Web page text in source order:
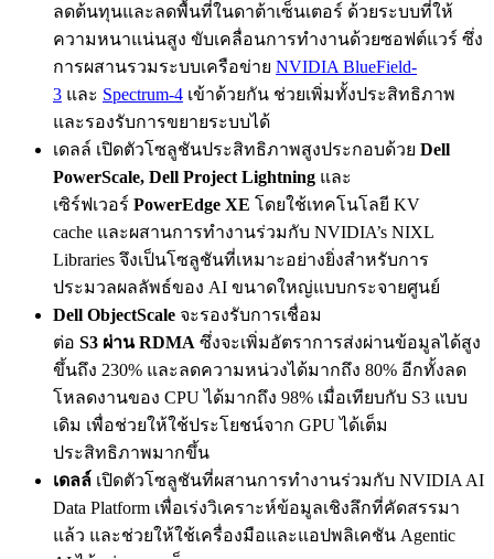
ลดต้นทุนและลดพื้นที่ในดาต้าเซ็นเตอร์ ด้วยระบบที่ให้
ความหนาแน่นสูง ขับเคลื่อนการทำงานด้วยซอฟต์แวร์ ซึ่ง
การผสานรวมระบบเครือข่าย NVIDIA BlueField-
3 และ Spectrum-4 เข้าด้วยกัน ช่วยเพิ่มทั้งประสิทธิภาพ
และรองรับการขยายระบบได้
เดลล์ เปิดตัวโซลูชันประสิทธิภาพสูงประกอบด้วย Dell
PowerScale, Dell Project Lightning และ
เซิร์ฟเวอร์ PowerEdge XE โดยใช้เทคโนโลยี KV
cache และผสานการทำงานร่วมกับ NVIDIA’s NIXL
Libraries จึงเป็นโซลูชันที่เหมาะอย่างยิ่งสำหรับการ
ประมวลผลลัพธ์ของ AI ขนาดใหญ่แบบกระจายศูนย์
Dell ObjectScale จะรองรับการเชื่อม
ต่อ S3 ผ่าน RDMA ซึ่งจะเพิ่มอัตราการส่งผ่านข้อมูลได้สูง
ขึ้นถึง 230% และลดความหน่วงได้มากถึง 80% อีกทั้งลด
โหลดงานของ CPU ได้มากถึง 98% เมื่อเทียบกับ S3 แบบ
เดิม เพื่อช่วยให้ใช้ประโยชน์จาก GPU ได้เต็ม
ประสิทธิภาพมากขึ้น
เดลล์ เปิดตัวโซลูชันที่ผสานการทำงานร่วมกับ NVIDIA AI
Data Platform เพื่อเร่งวิเคราะห์ข้อมูลเชิงลึกที่คัดสรรมา
แล้ว และช่วยให้ใช้เครื่องมือและแอปพลิเคชัน Agentic